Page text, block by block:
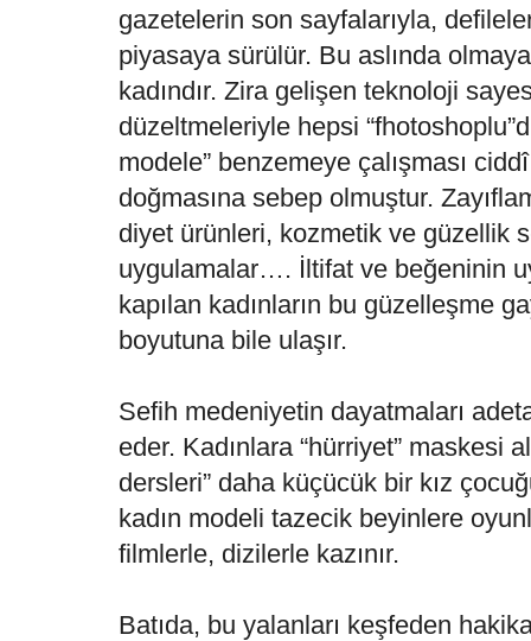
gazetelerin son sayfalarıyla,
piyasaya sürülür. Bu aslında
kadındır. Zira gelişen teknoloji
düzeltmeleriyle hepsi
modele” benzemeye çalışması
doğmasına sebep olmuştur.
diyet ürünleri, kozmetik ve güzellik
uygulamalar…. İltifat ve beğeninin
kapılan kadınların bu güzelleşme
boyutuna bile ulaşır.
Sefih medeniyetin dayatmaları
eder. Kadınlara “hürriyet” maskesi
dersleri” daha küçücük bir kız
kadın modeli tazecik beyinlere
filmlerle, dizilerle kazınır.
Batıda, bu yalanları keşfeden